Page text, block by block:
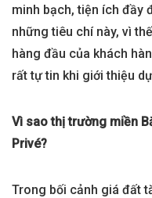
minh bạch, tiện ích đầy
những tiêu chí này, vì
hàng đầu của khách
rất tự tin khi giới thiệu dự
Vì sao thị trường miền
Privé?
Trong bối cảnh giá đất